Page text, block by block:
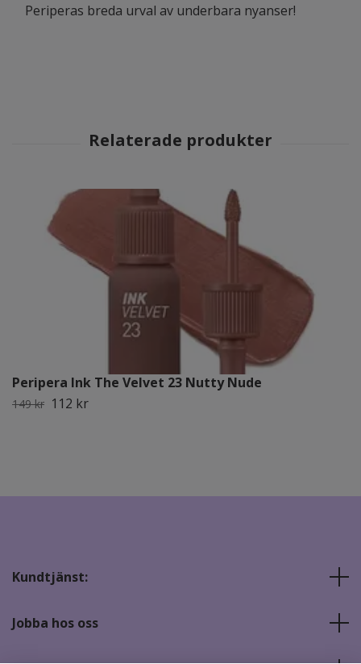
Periperas breda urval av underbara nyanser!
Peripera Ink The Velvet 23 Nutty Nude
149 kr 112 kr
Kundtjänst:
Jobba hos oss